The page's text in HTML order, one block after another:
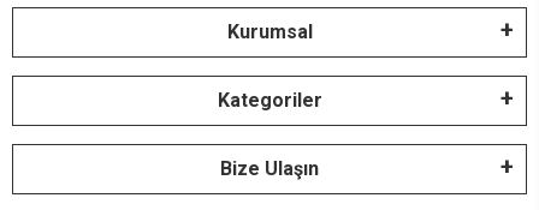
Kurumsal
Kategoriler
Bize Ulaşın